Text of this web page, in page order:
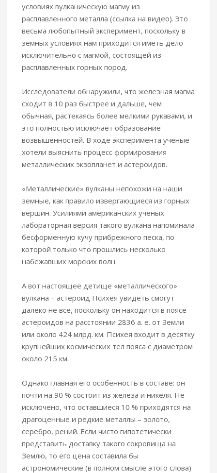
условиях вулканическую магму из
расплавленного металла (ссылка на видео). Это
весьма любопытный эксперимент, поскольку в
земных условиях нам приходится иметь дело
исключительно с магмой, состоящей из
расплавленных горных пород.
Исследователи обнаружили, что железная магма
сходит в 10 раз быстрее и дальше, чем
обычная, растекаясь более мелкими рукавами, и
это полностью исключает образование
возвышенностей. В ходе эксперимента ученые
хотели выяснить процесс формирования
металлических экзопланет и астероидов.
«Металлические» вулканы непохожи на наши
земные, как правило извергающиеся из горных
вершин. Усилиями американских ученых
лабораторная версия такого вулкана напоминала
бесформенную кучу прибрежного песка, по
которой только что прошлись несколько
набежавших морских волн.
А вот настоящее детище «металлического»
вулкана – астероид Психея увидеть смогут
далеко не все, поскольку он находится в поясе
астероидов на расстоянии 2836 а. е. от Земли
или около 424 млрд. км. Психея входит в десятку
крупнейших космических тел пояса с диаметром
около 215 км.
Однако главная его особенность в составе: он
почти на 90 % состоит из железа и никеля. Не
исключено, что оставшиеся 10 % приходятся на
драгоценные и редкие металлы – золото,
серебро, рений. Если чисто гипотетически
представить доставку такого сокровища на
Землю, то его цена составила бы
астрономические (в полном смысле этого слова)